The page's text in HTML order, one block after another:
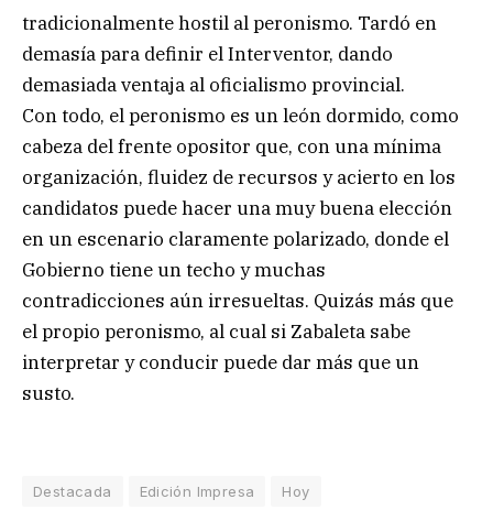
tradicionalmente hostil al peronismo. Tardó en
demasía para definir el Interventor, dando
demasiada ventaja al oficialismo provincial.
Con todo, el peronismo es un león dormido, como
cabeza del frente opositor que, con una mínima
organización, fluidez de recursos y acierto en los
candidatos puede hacer una muy buena elección
en un escenario claramente polarizado, donde el
Gobierno tiene un techo y muchas
contradicciones aún irresueltas. Quizás más que
el propio peronismo, al cual si Zabaleta sabe
interpretar y conducir puede dar más que un
susto.
Destacada Edición Impresa Hoy